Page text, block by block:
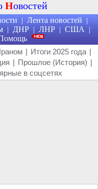
Новостей
| Лента новостей |
| ДНР | ЛНР | США |
| Итоги 2025 года |
| Прошлое (История) |
в соцсетях